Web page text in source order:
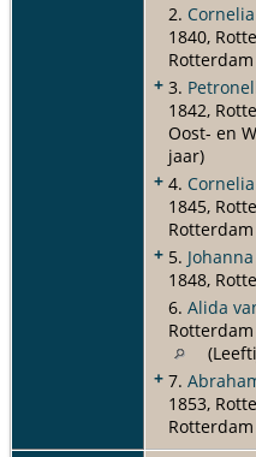
2.
1840,
Rotterdam
+ 3.
1842,
Oost- en
jaar)
+ 4.
1845,
Rotterdam
+ 5.
1848,
6. Alida
Rotterdam
+ 7.
1853,
Rotterdam